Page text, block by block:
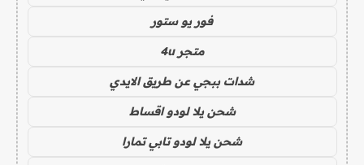
فور يو ستور
متجر 4u
شدات ببجي عن طريق الايدي
شحن يلا لودو اقساط
شحن يلا لودو تابي تمارا